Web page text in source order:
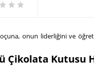
onun liderliğini ve
Çikolata Kutusu